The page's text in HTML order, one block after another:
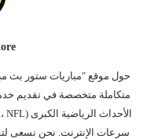
حول موقع "مباريات ستور بث
متكاملة متخصصة في تقديم
سرعات الإنترنت. نحن نسعى